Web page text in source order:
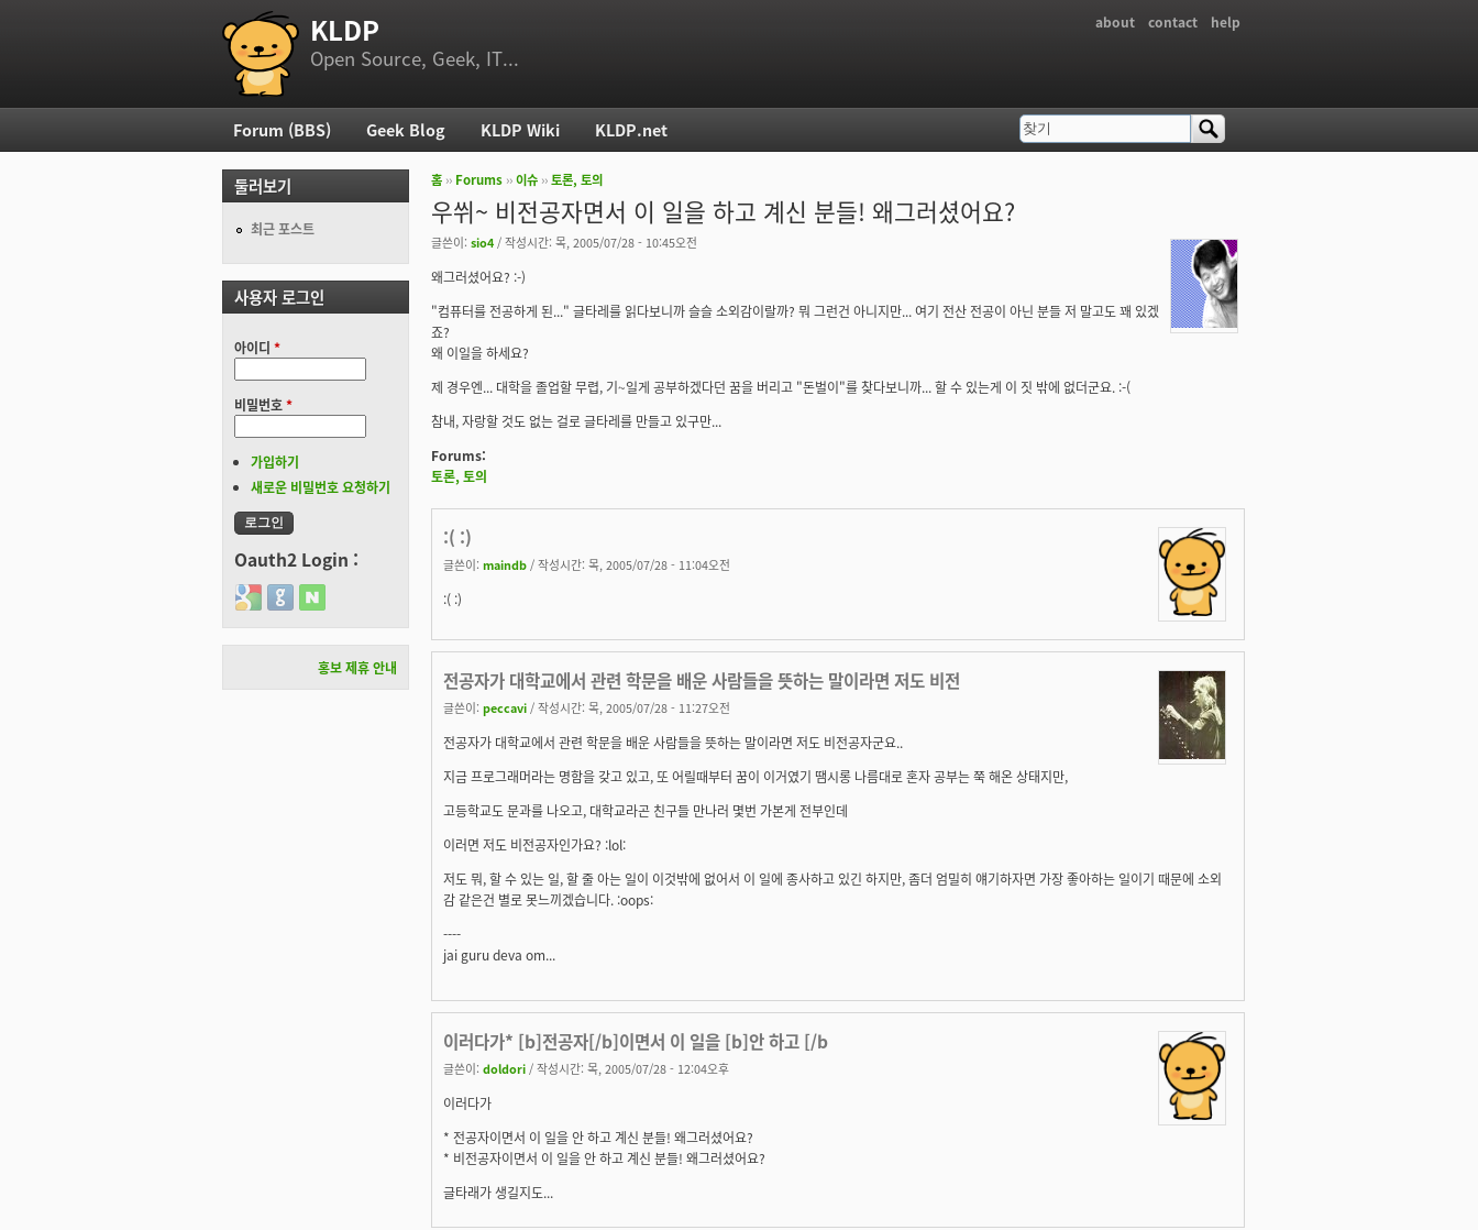
부 메뉴
about contact help
KLDP
Open Source, Geek, IT...
현재 위치
홈 ›› Forums ››이슈 ››토론, 토의
우쒸~ 비전공자면서 이 일을 하고 계신 분들! 왜그러셨어요?
글쓴이: sio4 / 작성시간: 목, 2005/07/28 - 10:45오전
왜그러셨어요? :-)
"컴퓨터를 전공하게 된..." 글타레를 읽다보니까 슬슬 소외감이랄까? 뭐 그런건 아니지만... 여기 전산 전공이 아닌 분들 저 말고도 꽤 있겠
죠?
왜 이일을 하세요?
제 경우엔... 대학을 졸업할 무렵, 기~일게 공부하겠다던 꿈을 버리고 "돈벌이"를 찾다보니까... 할 수 있는게 이 짓 밖에 없더군요. :-(
참내, 자랑할 것도 없는 걸로 글타레를 만들고 있구만...
Forums:
토론, 토의
:( :)
글쓴이: maindb / 작성시간: 목, 2005/07/28 - 11:04오전
:( :)
전공자가 대학교에서 관련 학문을 배운 사람들을 뜻하는 말이라면 저도 비전
글쓴이: peccavi / 작성시간: 목, 2005/07/28 - 11:27오전
전공자가 대학교에서 관련 학문을 배운 사람들을 뜻하는 말이라면 저도 비전공자군요..
지금 프로그래머라는 명함을 갖고 있고, 또 어릴때부터 꿈이 이거였기 땜시롱 나름대로 혼자 공부는 쭉 해온 상태지만,
고등학교도 문과를 나오고, 대학교라곤 친구들 만나러 몇번 가본게 전부인데
이러면 저도 비전공자인가요? :lol:
저도 뭐,할 수 있는 일, 할 줄 아는 일이 이것밖에 없어서 이 일에 종사하고 있긴 하지만, 좀더 엄밀히 얘기하자면 가장 좋아하는 일이기 때문에 소외
감 같은건 별로 못느끼겠습니다. :oops:
----
jai guru deva om...
이러다가* [b]전공자[/b]이면서 이 일을 [b]안 하고 [/b
글쓴이: doldori / 작성시간: 목, 2005/07/28 - 12:04오후
이러다가
* 전공자이면서 이 일을안 하고계신 분들! 왜그러셨어요?
* 비전공자이면서 이 일을안 하고계신 분들! 왜그러셨어요?
글타래가 생길지도...
주 메뉴
Forum (BBS) Geek Blog KLDP Wiki KLDP.net 검색 폼
찾기
둘러보기
최근 포스트
사용자 로그인
아이디 *
비밀번호*
가입하기
새로운 비밀번호 요청하기
Oauth2 Login :
Login with Google
Login with GitHub
Login with Naver
홍보 제휴 안내